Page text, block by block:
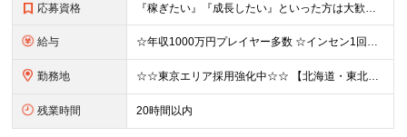
応募資格 『稼ぎたい』『成長したい』といった方は大歓迎◎ ■未経験歓迎 ■要普通自動車免許（AT限定可） ■学歴不問 ▼下記にひとつでも当てはまる方はぜひ！ □ 早期キャリアアップを目指したい □ 営業に集中
給与 ☆年収1000万円プレイヤー多数 ☆インセン1回で500万円も ☆個人インセンのほか、業績賞与年2回支給 月給30万円～35万円(固定残業代含む)＋達成ボーナス（半期に1回） ※前職・経験等を考慮し
勤務地 ☆☆東京エリア採用強化中☆☆ 【北海道・東北地方】札幌/仙台/郡山/盛岡 【関東地方】横浜/千葉/東京/つくば/大宮/高崎/宇都宮/立川 【中部地方】静岡/名古屋/岐阜/金沢/新潟/富山 【近畿地方
残業時間 20時間以内